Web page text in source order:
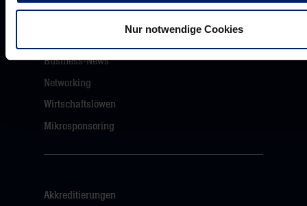
Nur notwendige Cookies
Business-News
Networking
Wirtschaftslöwen
Mikrosponsoring
Akkreditierungen